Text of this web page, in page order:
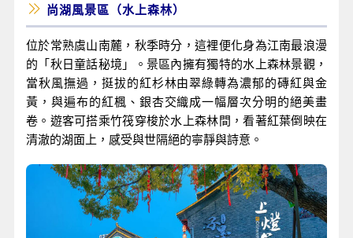
尚湖風景區（水上森林）
位於常熟虞山南麓，秋季時分，這裡便化身為江南最浪漫
的「秋日童話秘境」。景區內擁有獨特的水上森林景觀，
當秋風撫過，挺拔的紅杉林由翠綠轉為濃郁的磚紅與金
黃，與遍布的紅楓、銀杏交織成一幅層次分明的絕美畫
卷。遊客可搭乘竹筏穿梭於水上森林間，看著紅葉倒映在
清澈的湖面上，感受與世隔絕的寧靜與詩意。